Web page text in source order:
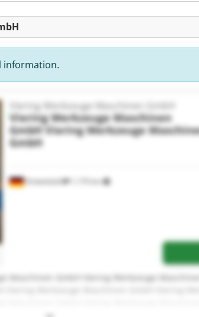
information.
Dinkelsbühl 1,170 km
Viering Werkzeuge Maschinen GmbH
Viering Werkzeuge Maschinen
GmbHViering Werkzeuge
GmbH
Maschinen GmbH Viering Werkzeuge